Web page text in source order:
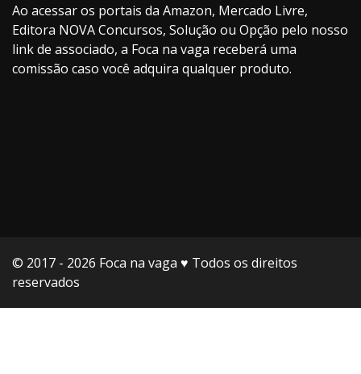
Ao acessar os portais da Amazon, Mercado Livre,
Editora NOVA Concursos, Solução ou Opção pelo nosso
link de associado, a Foca na vaga receberá uma
comissão caso você adquira qualquer produto.
© 2017 - 2026 Foca na vaga ♥️ Todos os direitos
reservados